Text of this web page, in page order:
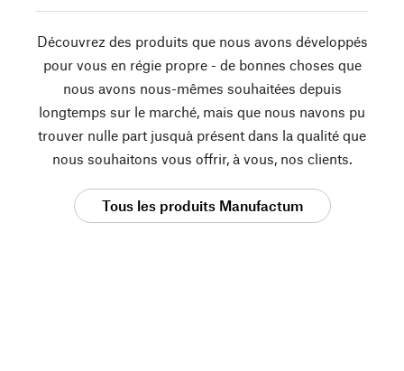
Découvrez des produits que nous avons développés
pour vous en régie propre - de bonnes choses que
nous avons nous-mêmes souhaitées depuis
longtemps sur le marché, mais que nous navons pu
trouver nulle part jusquà présent dans la qualité que
nous souhaitons vous offrir, à vous, nos clients.
Tous les produits Manufactum